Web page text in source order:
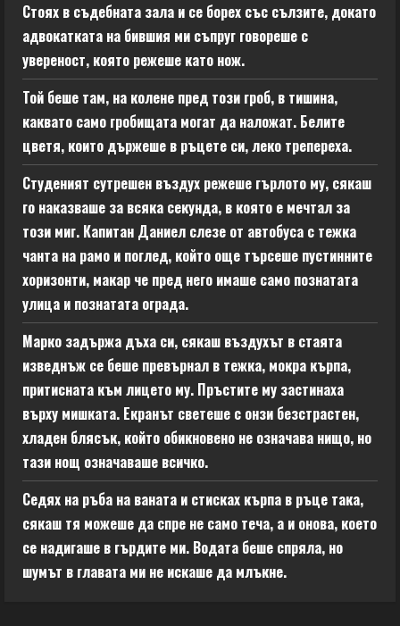
Стоях в съдебната зала и се борех със сълзите, докато
адвокатката на бившия ми съпруг говореше с
увереност, която режеше като нож.
Той беше там, на колене пред този гроб, в тишина,
каквато само гробищата могат да наложат. Белите
цветя, които държеше в ръцете си, леко трепереха.
Студеният сутрешен въздух режеше гърлото му, сякаш
го наказваше за всяка секунда, в която е мечтал за
този миг. Капитан Даниел слезе от автобуса с тежка
чанта на рамо и поглед, който още търсеше пустинните
хоризонти, макар че пред него имаше само познатата
улица и познатата ограда.
Марко задържа дъха си, сякаш въздухът в стаята
изведнъж се беше превърнал в тежка, мокра кърпа,
притисната към лицето му. Пръстите му застинаха
върху мишката. Екранът светеше с онзи безстрастен,
хладен блясък, който обикновено не означава нищо, но
тази нощ означаваше всичко.
Седях на ръба на ваната и стисках кърпа в ръце така,
сякаш тя можеше да спре не само теча, а и онова, което
се надигаше в гърдите ми. Водата беше спряла, но
шумът в главата ми не искаше да млъкне.